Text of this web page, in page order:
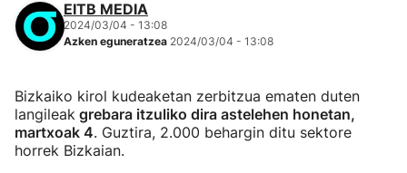
EITB MEDIA
2024/03/04 - 13:08
Azken eguneratzea 2024/03/04 - 13:08
Bizkaiko kirol kudeaketan zerbitzua ematen duten
langileak grebara itzuliko dira astelehen honetan,
martxoak 4. Guztira, 2.000 behargin ditu sektore
horrek Bizkaian.